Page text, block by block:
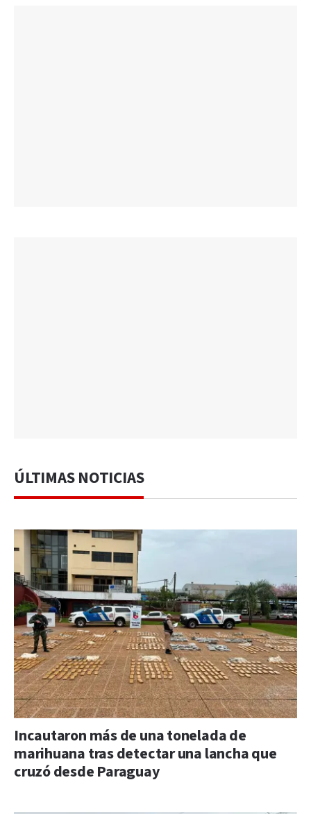
ÚLTIMAS NOTICIAS
Incautaron más de una tonelada de
marihuana tras detectar una lancha que
cruzó desde Paraguay